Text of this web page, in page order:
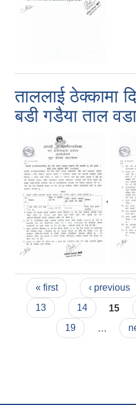
ताललाई ठेक्कामा
बडी गडैया ताल
,
Pages
« first ‹ previous
13
14 15
19